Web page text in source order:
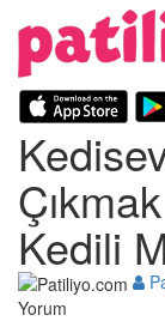
Kedili
Yorum